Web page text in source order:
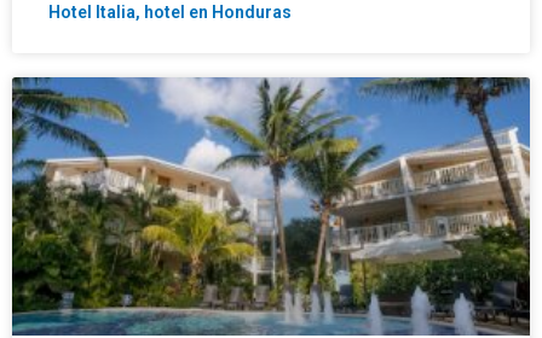
Hotel Italia, hotel en Honduras